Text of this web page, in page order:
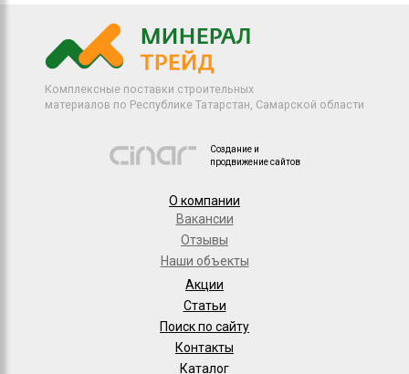
Комплексные поставки строительных
материалов по Республике Татарстан, Самарской области
Создание и
продвижение сайтов
О компании
Вакансии
Отзывы
Наши объекты
Акции
Статьи
Поиск по сайту
Контакты
Каталог